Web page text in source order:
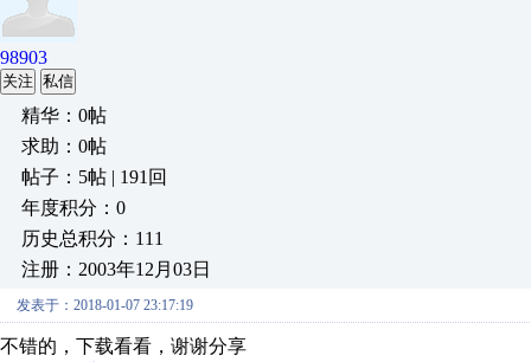
98903
关注 私信
精华：0帖
求助：0帖
帖子：5帖 | 191回
年度积分：0
历史总积分：111
注册：2003年12月03日
发表于：2018-01-07 23:17:19
不错的，下载看看，谢谢分享